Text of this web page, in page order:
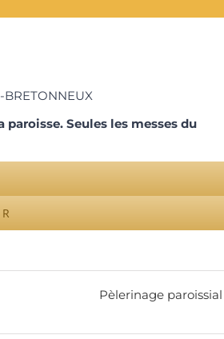
BRETONNEUX
paroisse. Seules les messes du
Pèlerinage paroissial